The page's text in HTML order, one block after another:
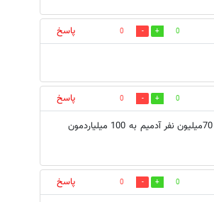
0
0
پاسخ
0
0
پاسخ
وقتي ثروتنمدترين فرد دنيا بالاي 60 ميليارد دلار سرمايه داره.ما اومديم 70ميليون نفر آدميم به 100 ميلياردمون
0
0
پاسخ